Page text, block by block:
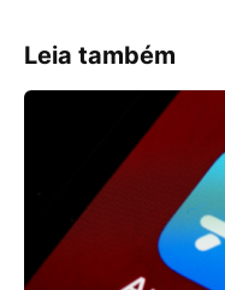
Leia também